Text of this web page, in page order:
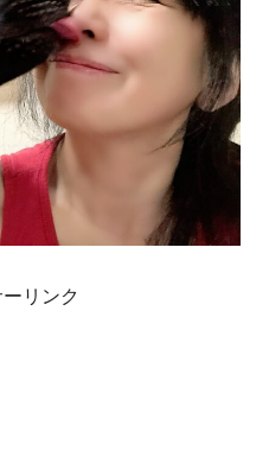
リンク